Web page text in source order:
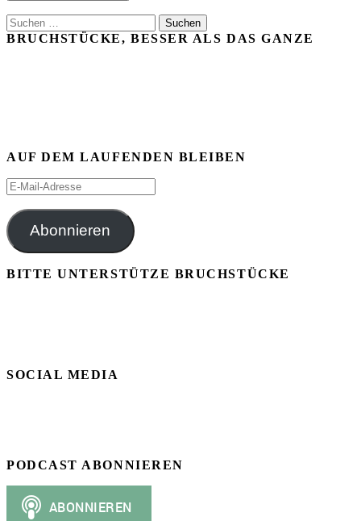
Suchen
nach:
BRUCHSTÜCKE, BESSER ALS DAS GANZE
AUF DEM LAUFENDEN BLEIBEN
E-
Adresse
Abonnieren
BITTE UNTERSTÜTZE BRUCHSTÜCKE
SOCIAL MEDIA
PODCAST ABONNIEREN